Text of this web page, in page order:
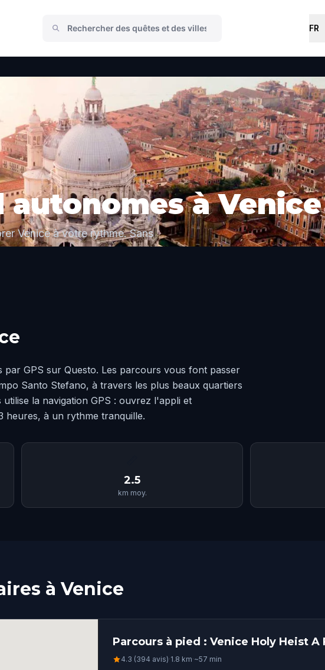
FR
autonomes à Venice
Venice à votre rythme. Sans
GPS sur Questo. Les parcours vous font passer
Santo Stefano, à travers les plus beaux quartiers
la navigation GPS : ouvrez l'appli et
heures, à un rythme tranquille.
2.5
km moy.
à Venice
Parcours à pied : Venice Holy Heist A
4.3 (394 avis)·1.8 km·~57 min